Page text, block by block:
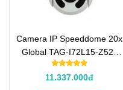
Camera IP Speeddome 20x
Global TAG-I72L15-Z52-
X20-256G 2.0 Megapixel
11.337.000đ